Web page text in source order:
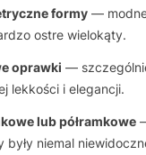
formy —
ostre wielokąty.
oprawki —
lekkości i elegancji.
lub półramkowe
były niemal